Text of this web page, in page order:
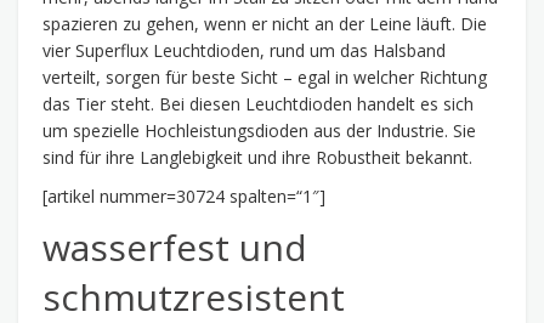
spazieren zu gehen, wenn er nicht an der Leine läuft. Die
vier Superflux Leuchtdioden, rund um das Halsband
verteilt, sorgen für beste Sicht – egal in welcher Richtung
das Tier steht. Bei diesen Leuchtdioden handelt es sich
um spezielle Hochleistungsdioden aus der Industrie. Sie
sind für ihre Langlebigkeit und ihre Robustheit bekannt.
[artikel nummer=30724 spalten=“1″]
wasserfest und
schmutzresistent